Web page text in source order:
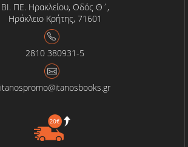
ΒΙ. ΠΕ. Ηρακλείου, Οδός Θ΄,
Ηράκλειο Κρήτης, 71601
2810 380931-5
itanospromo@itanosbooks.gr